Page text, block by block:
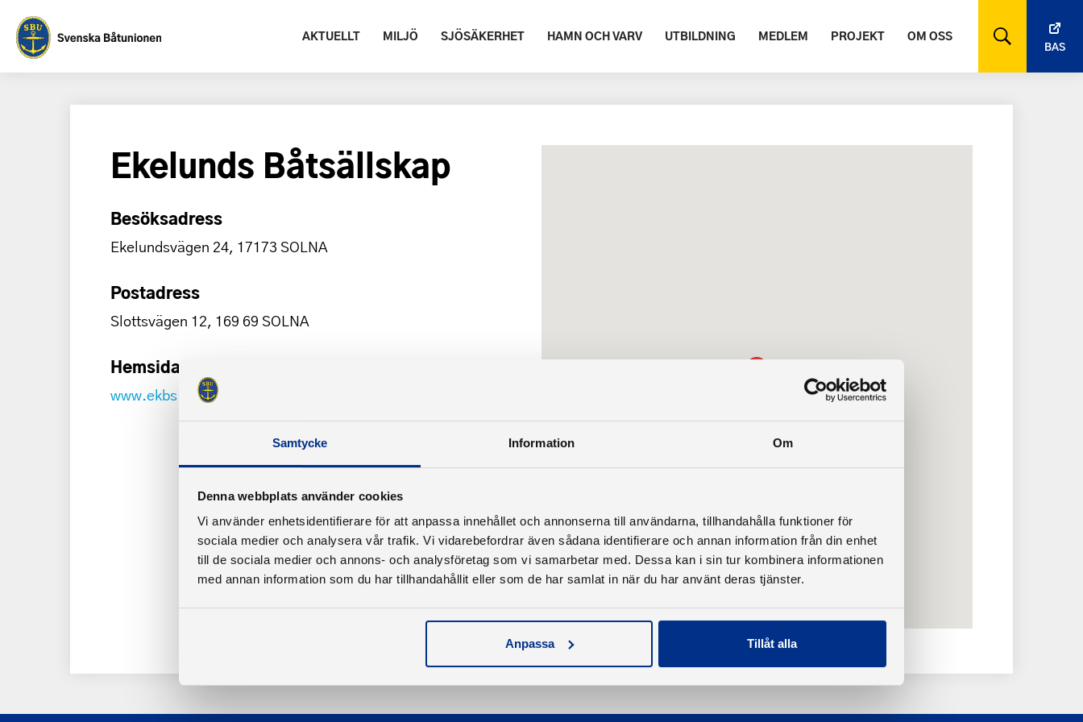
Samtycke Information Om
Denna webbplats använder cookies
Vi använder enhetsidentifierare för att anpassa innehållet och annonserna till användarna, tillhandahålla funktioner för
sociala medier och analysera vår trafik. Vi vidarebefordrar även sådana identifierare och annan information från din enhet
till de sociala medier och annons- och analysföretag som vi samarbetar med. Dessa kan i sin tur kombinera informationen
med annan information som du har tillhandahållit eller som de har samlat in när du har använt deras tjänster.
Anpassa Tillåt alla
AKTUELLT MILJÖ SJÖSÄKERHET HAMN OCH VARV UTBILDNING MEDLEM PROJEKT OM OSS
BAS
Ekelunds Båtsällskap
Besöksadress
Ekelundsvägen 24, 17173 SOLNA
Postadress
Slottsvägen 12, 169 69 SOLNA
Hemsida
www.ekbs.se